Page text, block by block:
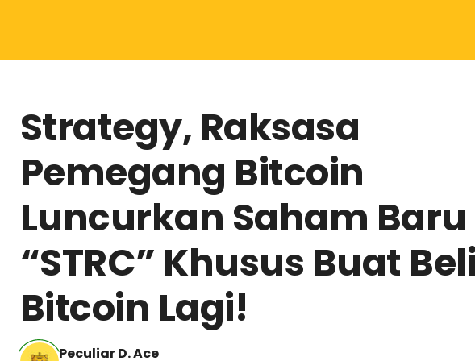
Strategy, Raksasa
Pemegang Bitcoin
Luncurkan Saham Baru
“STRC” Khusus Buat Beli
Bitcoin Lagi!
Peculiar D. Ace